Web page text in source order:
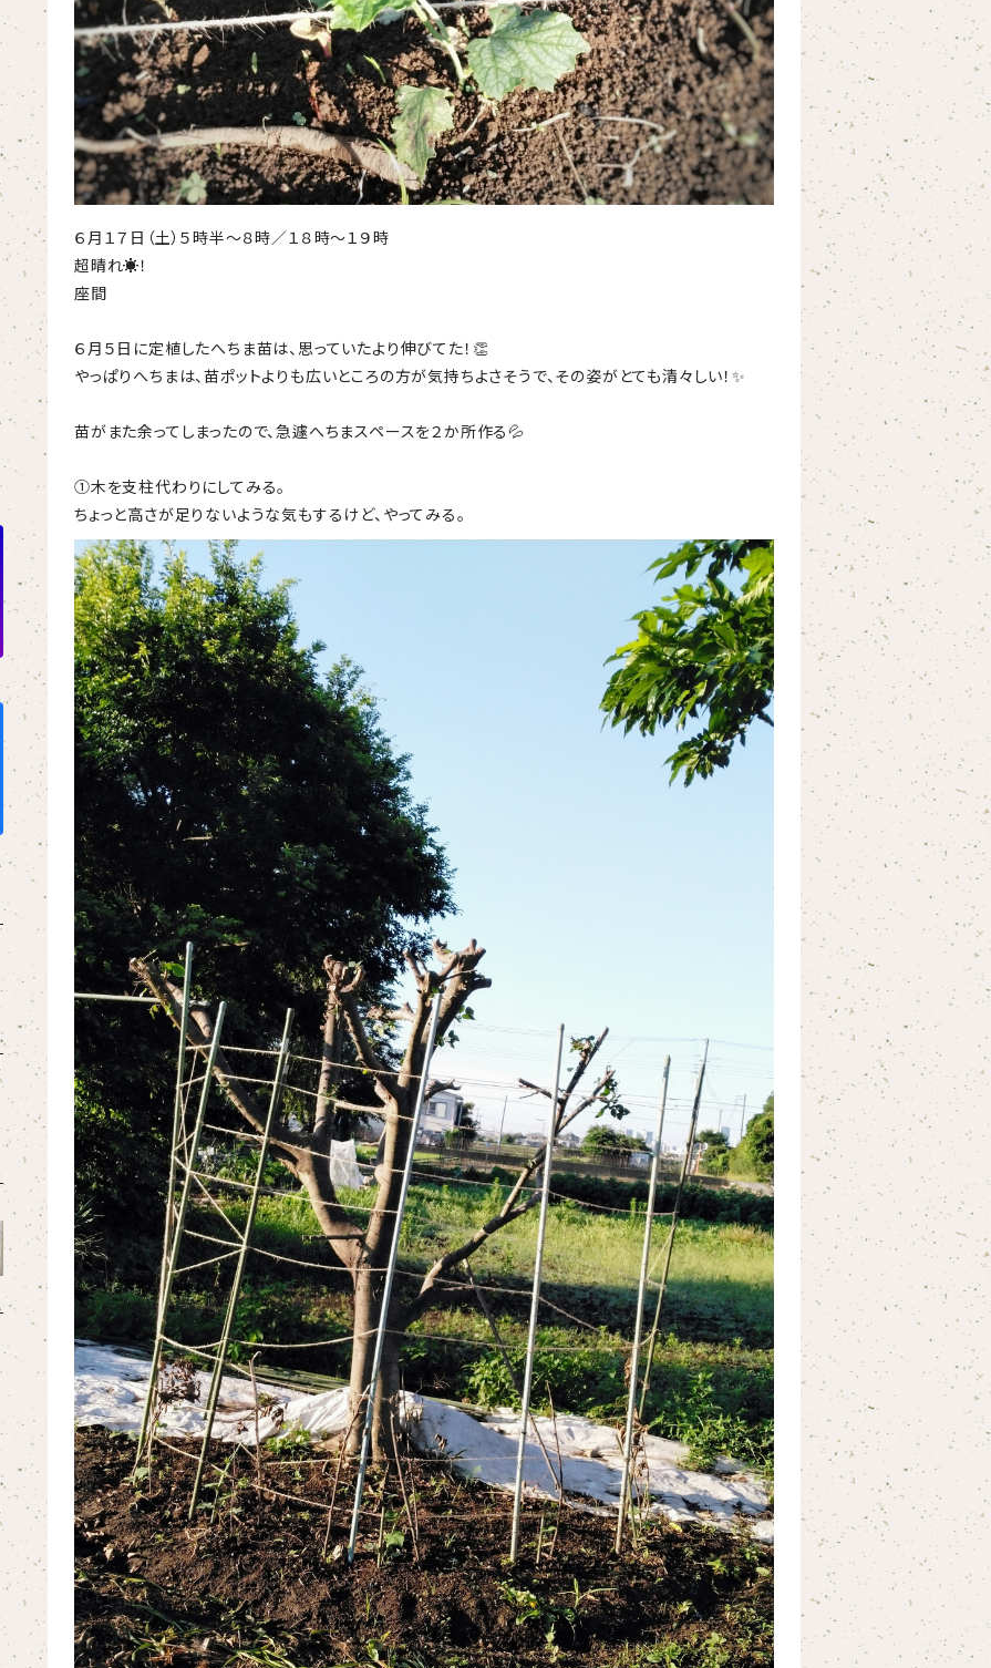
６月１７日（土）５時半～８時／１８時～１９時
超晴れ☀！
座間
６月５日に定植したへちま苗は、思っていたより伸びてた！👏
やっぱりへちまは、苗ポットよりも広いところの方が気持ちよさそうで、その姿がとても清々しい！✨
苗がまた余ってしまったので、急遽へちまスペースを２か所作る💦
①木を支柱代わりにしてみる。
ちょっと高さが足りないような気もするけど、やってみる。